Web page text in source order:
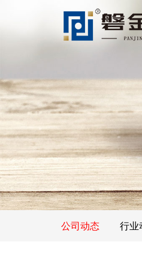
公司动态 行业